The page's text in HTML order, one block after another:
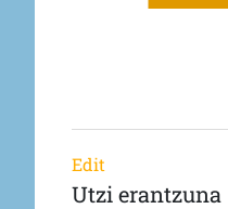
Edit
Utzi erantzuna